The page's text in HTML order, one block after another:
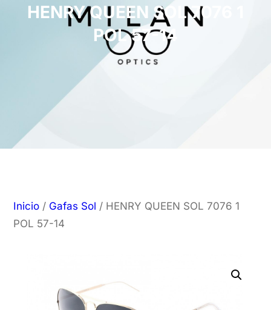
HENRY QUEEN SOL 7076 1
POL 57-14
Inicio / Gafas Sol / HENRY QUEEN SOL 7076 1
POL 57-14